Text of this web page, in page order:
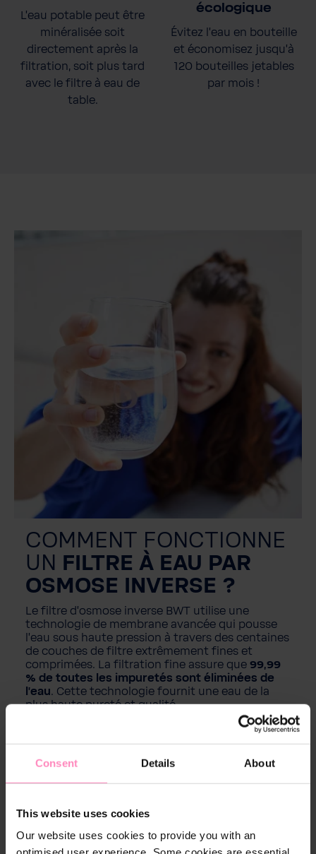
Consent Details About
This website uses cookies
Our website uses cookies to provide you with an
L'eau potable peut être
minéralisée soit
directement après la
filtration, soit plus tard
avec le filtre à eau de
table.
écologique
Évitez l'eau en bouteille
et économisez jusqu'à
120 bouteilles jetables
par mois !
COMMENT FONCTIONNE
UN FILTRE À EAU PAR
OSMOSE INVERSE ?
Le filtre d'osmose inverse BWT utilise une
technologie de membrane avancée qui pousse
l'eau sous haute pression à travers des centaines
de couches de filtre extrêmement fines et
comprimées. La filtration fine assure que 99,99
% de toutes les impuretés sont éliminées de
l'eau. Cette technologie fournit une eau de la
plus haute pureté et qualité.